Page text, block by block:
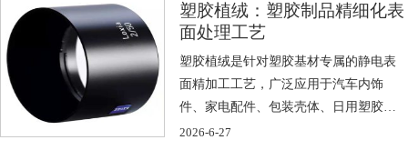
塑胶植绒：塑胶制品精细化表
面处理工艺
塑胶植绒是针对塑胶基材专属的静电表
面精加工工艺，广泛应用于汽车内饰
件、家电配件、包装壳体、日用塑胶制
品等领域， […]
2026-6-27